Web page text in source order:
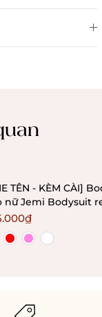
TÊN - KÈM CÀI]
nữ Jemi Bodysuit
gọng không